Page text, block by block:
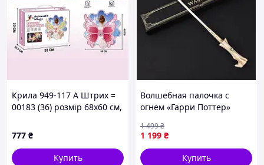
Крила 949-117 А Штрих =
00183 (36) розмір 68х60 см,
підсвічування,
автоматична робота, 2
режими, в коробці
777 ₴
Купить
Волшебная палочка с
огнем «Гарри Поттер»
Voldemort
1 199 ₴
1 499₴
Купить